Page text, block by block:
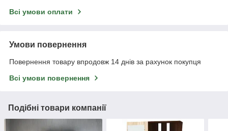
Всі умови оплати
Умови повернення
Повернення товару впродовж 14 днів за рахунок покупця
Всі умови повернення
Подібні товари компанії